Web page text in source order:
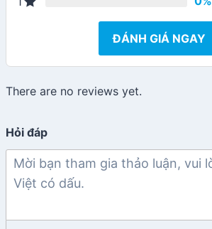
ĐÁNH GIÁ NGAY
There are no reviews yet.
Hỏi đáp